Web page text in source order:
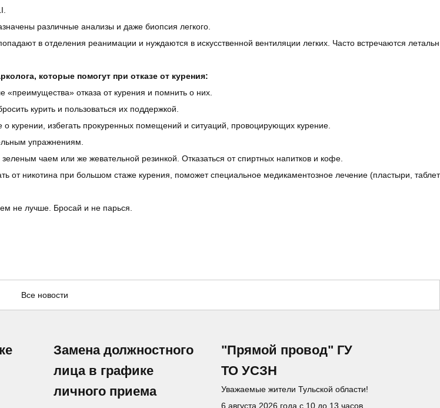
различные анализы и даже биопсия легкого.
в отделения реанимации и нуждаются в искусственной вентиляции легких. Часто встречаются
которые помогут при отказе от курения:
отказа от курения и помнить о них.
курить и пользоваться их поддержкой.
избегать прокуренных помещений и ситуаций, провоцирующих курение.
упражнениям.
чаем или же жевательной резинкой. Отказаться от спиртных напитков и кофе.
от никотина при большом стаже курения, поможет специальное медикаментозное лечение (пластыри,
не лучше. Бросай и не парься.
Все новости
Замена должностного
лица в графике
личного приема
"Прямой провод" ГУ
ТО УСЗН
Уважаемые жители Тульской области!
6 августа 2026 года с 10 до 13 часов